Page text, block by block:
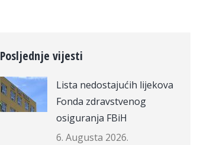
Posljednje vijesti
Lista nedostajućih lijekova
Fonda zdravstvenog
osiguranja FBiH
6. Augusta 2026.